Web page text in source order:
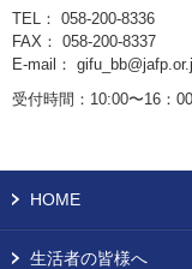
TEL： 058-200-8336
FAX： 058-200-8337
E-mail：
受付時間：10:00〜16：
HOME
生活者の皆様へ